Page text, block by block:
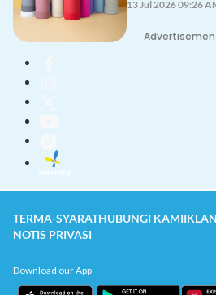
Tak Dicuci
13 Jul 2026 09:26
TERMA-SYARATHUBUNGI KAMI
NOTIS PRIVASI
Download our App